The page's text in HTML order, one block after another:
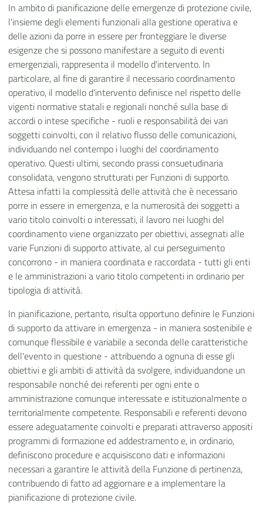
In ambito di pianificazione delle emergenze di protezione civile,
l'insieme degli elementi funzionali alla gestione operativa e
delle azioni da porre in essere per fronteggiare le diverse
esigenze che si possono manifestare a seguito di eventi
emergenziali, rappresenta il modello d'intervento. In
particolare, al fine di garantire il necessario coordinamento
operativo, il modello d'intervento definisce nel rispetto delle
vigenti normative statali e regionali nonché sulla base di
accordi o intese specifiche - ruoli e responsabilità dei vari
soggetti coinvolti, con il relativo flusso delle comunicazioni,
individuando nel contempo i luoghi del coordinamento
operativo. Questi ultimi, secondo prassi consuetudinaria
consolidata, vengono strutturati per Funzioni di supporto.
Attesa infatti la complessità delle attività che è necessario
porre in essere in emergenza, e la numerosità dei soggetti a
vario titolo coinvolti o interessati, il lavoro nei luoghi del
coordinamento viene organizzato per obiettivi, assegnati alle
varie Funzioni di supporto attivate, al cui perseguimento
concorrono - in maniera coordinata e raccordata - tutti gli enti
e le amministrazioni a vario titolo competenti in ordinario per
tipologia di attività.
In pianificazione, pertanto, risulta opportuno definire le Funzioni
di supporto da attivare in emergenza - in maniera sostenibile e
comunque flessibile e variabile a seconda delle caratteristiche
dell'evento in questione - attribuendo a ognuna di esse gli
obiettivi e gli ambiti di attività da svolgere, individuandone un
responsabile nonché dei referenti per ogni ente o
amministrazione comunque interessate e istituzionalmente o
territorialmente competente. Responsabili e referenti devono
essere adeguatamente coinvolti e preparati attraverso appositi
programmi di formazione ed addestramento e, in ordinario,
definiscono procedure e acquisiscono dati e informazioni
necessari a garantire le attività della Funzione di pertinenza,
contribuendo di fatto ad aggiornare e a implementare la
pianificazione di protezione civile.